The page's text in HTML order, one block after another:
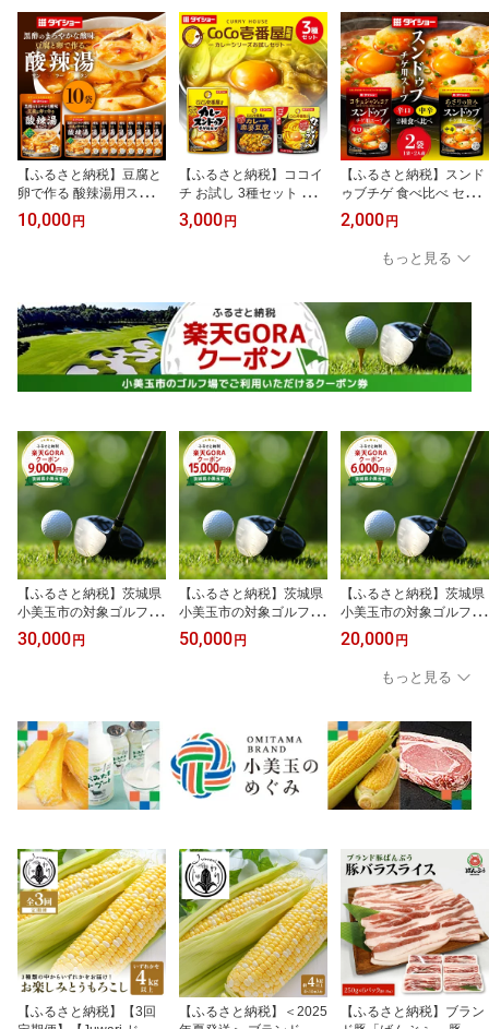
【ふるさと納税】豆腐と
卵で作る 酸辣湯用スープ
10個 入り ストレートタ
イプ ダイショー 酸辣湯
ト つゆ スープ 茨城県 小
美玉市 47-CB
10,000 円
【ふるさと納税】ココイ
チ お試し 3種セット カレ
ーうどん カレースンドゥ
ブ カレー麻婆豆腐 CoCo
レー 茨城県 小美玉市 47-
CU
3,000 円
【ふるさと納税】スンド
ゥブチゲ 食べ比べ セッ
ト お試し辛口 中辛 ダイ
ショー 韓国 韓国料理 チ
ゲ 時短 常温保存 鍋 鍋つ
ゆ 簡単 買い回り 2,000円
市 47-CV
2,000 円
もっと見る
【ふるさと納税】茨城県
小美玉市の対象ゴルフ場
で使える楽天GORAクー
ポン 寄付額30,000円
ブ
30,000円
【ふるさと納税】茨城県
小美玉市の対象ゴルフ場
で使える楽天GORAクー
ポン 寄付額50,000円
50,000円
【ふるさと納税】茨城県
小美玉市の対象ゴルフ場
で使える楽天GORAクー
ポン 寄付額20,000円
（クーポン額6,000円）
太平洋クラブ美野里コー
ブ
20,000円
もっと見る
【ふるさと納税】【3回
【ふるさと納税】＜2025
【ふるさと納税】ブラン